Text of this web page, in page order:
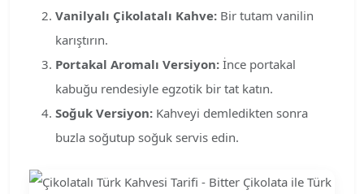
Vanilyalı Çikolatalı Kahve: Bir tutam vanilin
karıştırın.
Portakal Aromalı Versiyon: İnce portakal
kabuğu rendesiyle egzotik bir tat katın.
Soğuk Versiyon: Kahveyi demledikten sonra
buzla soğutup soğuk servis edin.